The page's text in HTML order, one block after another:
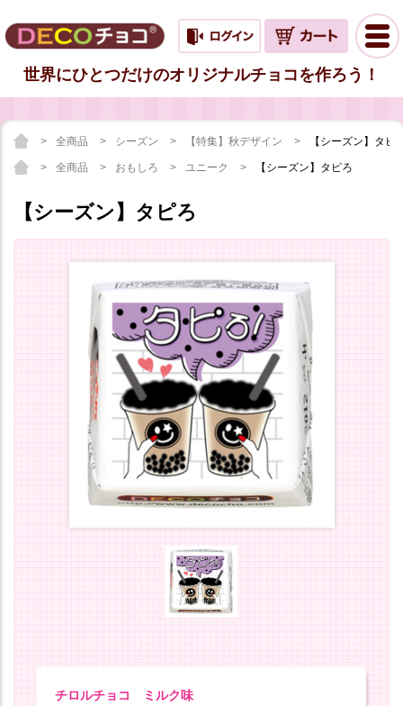
世界にひとつだけのオリジナルチョコを作ろう！
全商品 シーズン 【特集】秋デザイン 【シーズン】タピ
全商品 おもしろ ユニーク 【シーズン】タピろ
【シーズン】タピろ
チロルチョコ ミルク味